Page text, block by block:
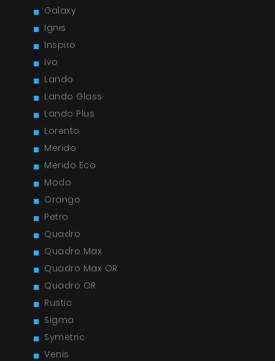
Galaxy
Ignis
Inspiro
Ivo
Lando
Lando Glass
Lando Plus
Lorento
Merido
Merido Eco
Modo
Orango
Petro
Quadro
Quadro Max
Quadro Max OR
Quadro OR
Rustic
Sigma
Symetric
Venis